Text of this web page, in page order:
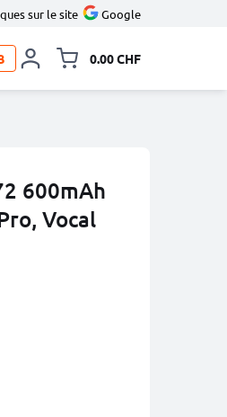
sur le site Google
0.00 CHF
600mAh
Vocal